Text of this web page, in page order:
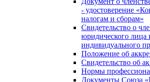
- удостоверение
налогам и сборам»
Свидетельство о
юридического лица
индивидуального
Положение об
Свидетельство об
Нормы
Документы Союза